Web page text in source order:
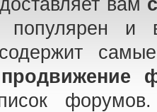
популярен
продвижение